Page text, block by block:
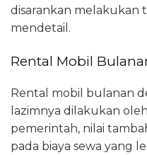
disarankan melakukan
mendetail.
Rental Mobil
Rental mobil bulanan
lazimnya dilakukan
pemerintah, nilai
pada biaya sewa yang